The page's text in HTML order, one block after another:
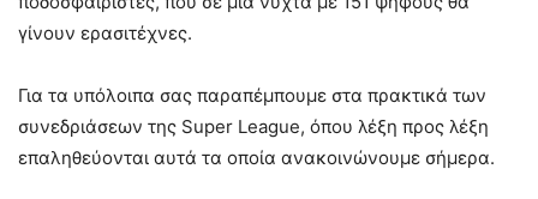
γίνουν ερασιτέχνες.
Για τα υπόλοιπα σας παραπέμπουμε στα πρακτικά των
συνεδριάσεων της Super League, όπου λέξη προς λέξη
επαληθεύονται αυτά τα οποία ανακοινώνουμε σήμερα.